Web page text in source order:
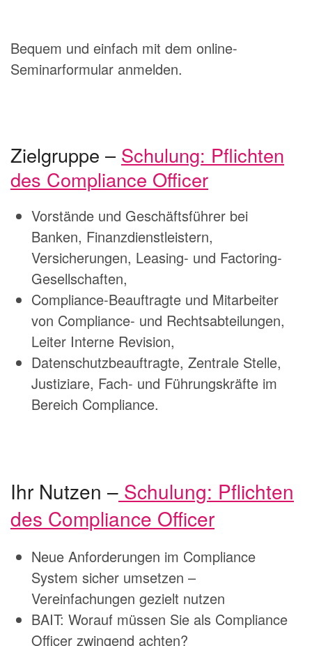
Bequem und einfach mit dem online-
Seminarformular anmelden.
Zielgruppe – Schulung: Pflichten
des Compliance Officer
Vorstände und Geschäftsführer bei
Banken, Finanzdienstleistern,
Versicherungen, Leasing- und Factoring-
Gesellschaften,
Compliance-Beauftragte und Mitarbeiter
von Compliance- und Rechtsabteilungen,
Leiter Interne Revision,
Datenschutzbeauftragte, Zentrale Stelle,
Justiziare, Fach- und Führungskräfte im
Bereich Compliance.
Ihr Nutzen – Schulung: Pflichten
des Compliance Officer
Neue Anforderungen im Compliance
System sicher umsetzen –
Vereinfachungen gezielt nutzen
BAIT: Worauf müssen Sie als Compliance
Officer zwingend achten?